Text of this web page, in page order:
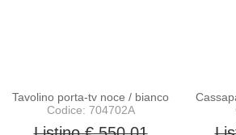
Tavolino porta-tv noce / bianco
Codice: 704702A